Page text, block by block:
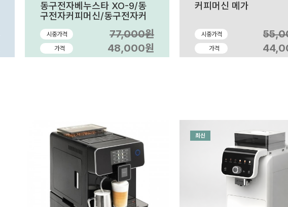
동구전자베누스타 XO-9/동
구전자커피머신/동구전자커
렌탈/사무실커피머신/동구전
자커피머신판매
시중가격 77,000원
가격 48,000원
커피머신 메가
시중가격
가격
최신